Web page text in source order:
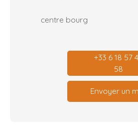
centre bourg
+33 6 18 57
58
Envoyer un